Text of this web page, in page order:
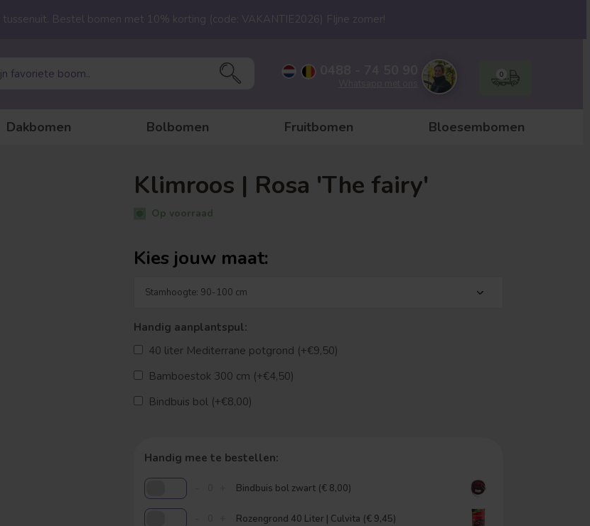
Dakbomen Bolbomen Fruitbomen Bloesembomen
0
Bestel bomen met 10% korting (code: VAKANTIE2026) FIjne zomer!
Klimroos | Rosa 'The fairy'
Op voorraad
Kies jouw maat:
Handig aanplantspul:
40 liter Mediterrane potgrond (+€9,50)
Bamboestok 300 cm (+€4,50)
Bindbuis bol (+€8,00)
Handig mee te bestellen:
Bindbuis bol zwart (€ 8,00)
Rozengrond 40 Liter | Culvita (€ 9,45)